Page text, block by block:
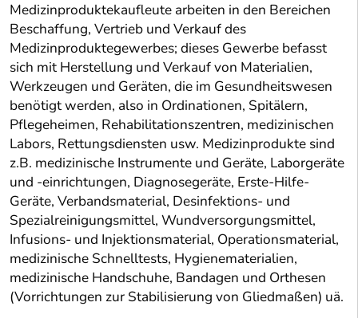
Medizinproduktekaufleute arbeiten in den Bereichen
Beschaffung, Vertrieb und Verkauf des
Medizinproduktegewerbes; dieses Gewerbe befasst
sich mit Herstellung und Verkauf von Materialien,
Werkzeugen und Geräten, die im Gesundheitswesen
benötigt werden, also in Ordinationen, Spitälern,
Pflegeheimen, Rehabilitationszentren, medizinischen
Labors, Rettungsdiensten usw. Medizinprodukte sind
z.B. medizinische Instrumente und Geräte, Laborgeräte
und -einrichtungen, Diagnosegeräte, Erste-Hilfe-
Geräte, Verbandsmaterial, Desinfektions- und
Spezialreinigungsmittel, Wundversorgungsmittel,
Infusions- und Injektionsmaterial, Operationsmaterial,
medizinische Schnelltests, Hygienematerialien,
medizinische Handschuhe, Bandagen und Orthesen
(Vorrichtungen zur Stabilisierung von Gliedmaßen) uä.